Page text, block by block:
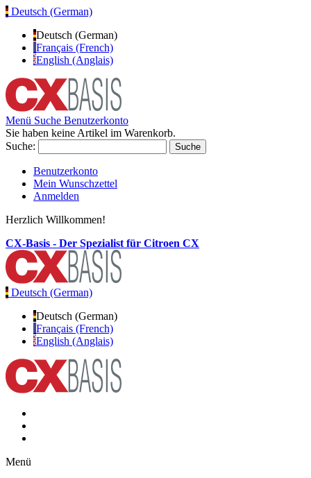
Deutsch (German)
Deutsch (German)
Français (French)
English (Anglais)
Menü Suche Benutzerkonto
Sie haben keine Artikel im Warenkorb.
Suche:
Suche
Benutzerkonto
Mein Wunschzettel
Anmelden
Herzlich Willkommen!
CX-Basis - Der Spezialist für Citroen CX
Deutsch (German)
Deutsch (German)
Français (French)
English (Anglais)
Menü